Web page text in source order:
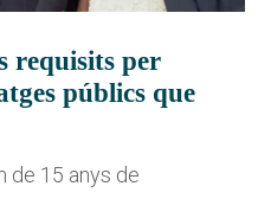
requisits per
públics que
de 15 anys de